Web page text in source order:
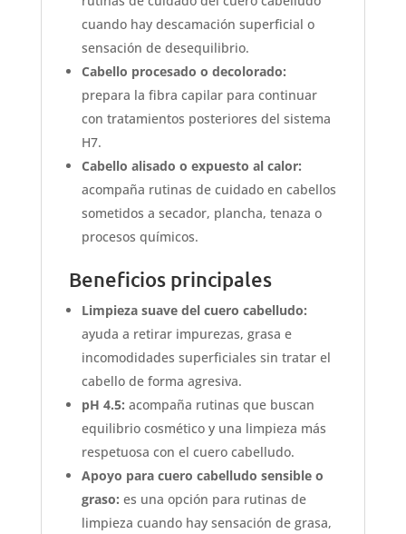
cuando hay descamación superficial o
sensación de desequilibrio.
Cabello procesado o decolorado:
prepara la fibra capilar para continuar
con tratamientos posteriores del sistema
H7.
Cabello alisado o expuesto al calor:
acompaña rutinas de cuidado en cabellos
sometidos a secador, plancha, tenaza o
procesos químicos.
Beneficios principales
Limpieza suave del cuero cabelludo:
ayuda a retirar impurezas, grasa e
incomodidades superficiales sin tratar el
cabello de forma agresiva.
pH 4.5: acompaña rutinas que buscan
equilibrio cosmético y una limpieza más
respetuosa con el cuero cabelludo.
Apoyo para cuero cabelludo sensible o
graso: es una opción para rutinas de
limpieza cuando hay sensación de grasa,